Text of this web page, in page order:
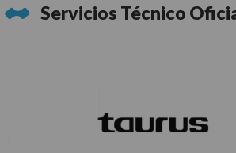
Servicios Técnico